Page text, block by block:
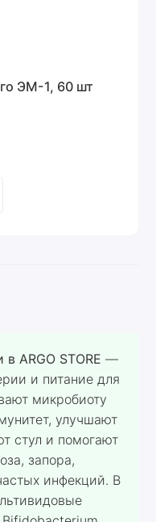
ЭМ-1, 60 шт
ARGO STORE —
и питание для
микробиоту
улучшают
стул и помогают
запора,
инфекций. В